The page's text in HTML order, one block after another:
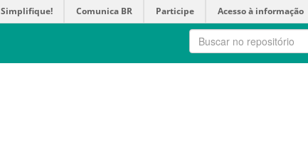
Simplifique! Comunica BR Participe Acesso à informação